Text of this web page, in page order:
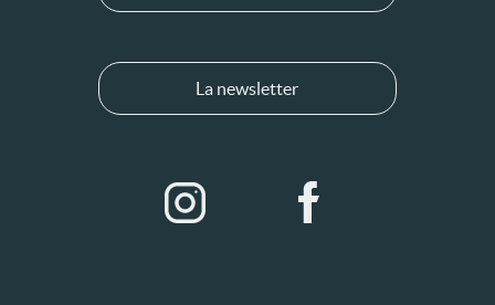
La newsletter